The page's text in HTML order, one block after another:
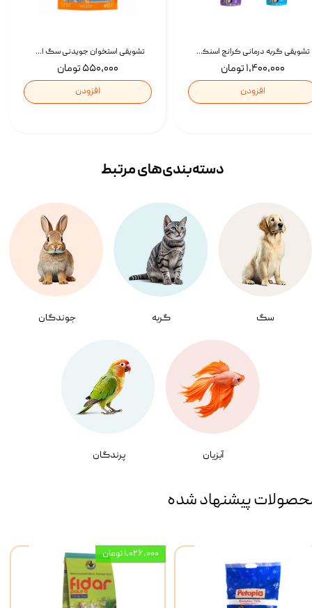
تشویقی استخوان جویدنی سگ اسنکی کرانچی با طعم مرغ Snacky Crunchy Munchy وزن 100 گرم
۵۵۰,۰۰۰ تومان
افزودن
تشویقی گربه درمانی کرانچ اسنکی با طعم میکس Snacky Crunch Cat Treats وزن 60 گرم بسته 4 عددی
۱,۴۰۰,۰۰۰ تومان
افزودن
سگ گربه جوندگان
آبزیان پرندگان
دسته‌بندی‌‌های مرتبط
پیشنهاد شده
۱,۰۲۶,۰۰۰ تومان